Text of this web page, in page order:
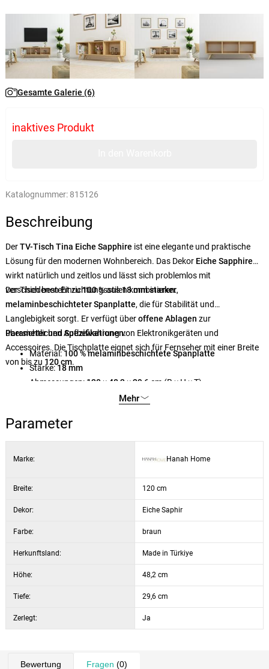
Gesamte Galerie (6)
inaktives Produkt
Katalognummer: 815126
Beschreibung
DerTV-Tisch Tina Eiche Sapphire ist eine elegante und praktische
Lösung für den modernen Wohnbereich. Das Dekor Eiche Sapphire
wirkt natürlich und zeitlos und lässt sich problemlos mit
verschiedenen Einrichtungsstilen kombinieren.
Der Tisch besteht zu100 %aus18 mm starker,
melaminbeschichteter Spanplatte, die für Stabilität und
Langlebigkeit sorgt. Er verfügt überoffene Ablagen zur
übersichtlichen Aufbewahrung von Elektronikgeräten und
Accessoires. Die Tischplatte eignet sich für Fernseher mit einer Breite
von bis zu 120 cm.
Parameter und Spezifikationen:
Material:100 % melaminbeschichtete Spanplatte
Stärke:18 mm
Abmessungen: 120 × 48,2 × 29,6 cm (B × H × T)
Stauraum: offene Regalböden
Mehr
Parameter
Marke: Hanah Home
Breite: 120 cm
Dekor: Eiche Saphir
Farbe: braun
Herkunftsland: Made in Türkiye
Höhe: 48,2 cm
Tiefe: 29,6 cm
Zerlegt: Ja
Bewertung Fragen (0)